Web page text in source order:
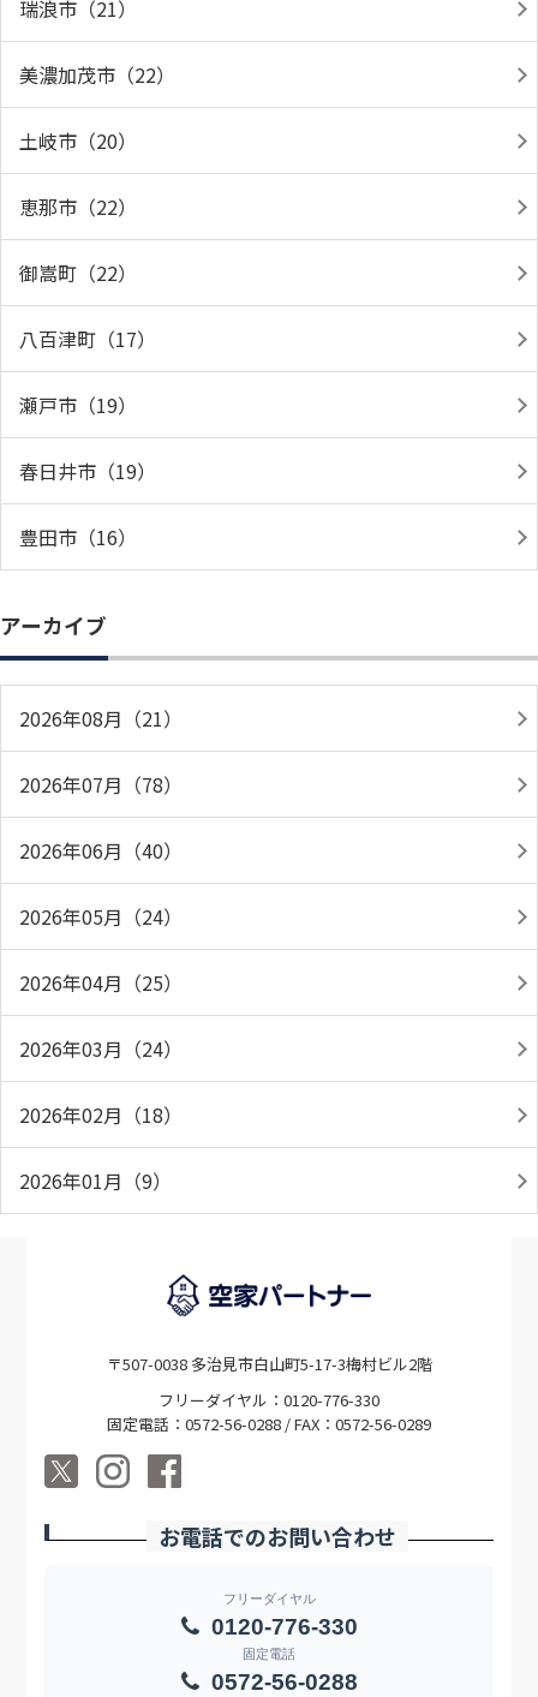
瑞浪市（21）
美濃加茂市（22）
土岐市（20）
恵那市（22）
御嵩町（22）
八百津町（17）
瀬戸市（19）
春日井市（19）
豊田市（16）
アーカイブ
2026年08月（21）
2026年07月（78）
2026年06月（40）
2026年05月（24）
2026年04月（25）
2026年03月（24）
2026年02月（18）
2026年01月（9）
〒507-0038 多治見市白山町5-17-3梅村ビル2階
フリーダイヤル：0120-776-330
固定電話：0572-56-0288 / FAX：0572-56-0289
お電話でのお問い合わせ
フリーダイヤル
0120-776-330
固定電話
0572-56-0288